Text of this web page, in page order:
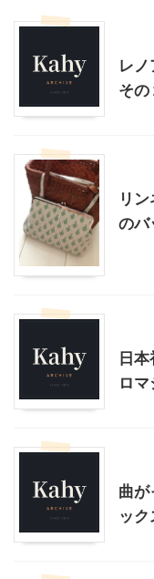
レ
その
リ
のバ
日
ロ
曲が
ック